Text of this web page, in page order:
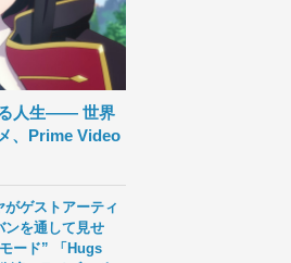
る人生―― 世界
、Prime Video
がゲストアーティ
ンを通して見せ
ード” 「Hugs